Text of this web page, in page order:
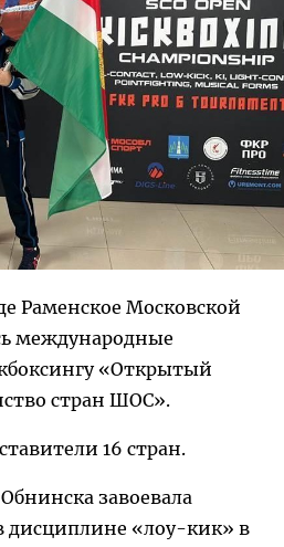
Раменское Московской
международные
«Открытый
стран ШОС».
16 стран.
завоевала
дисциплине «лоу-кик» в